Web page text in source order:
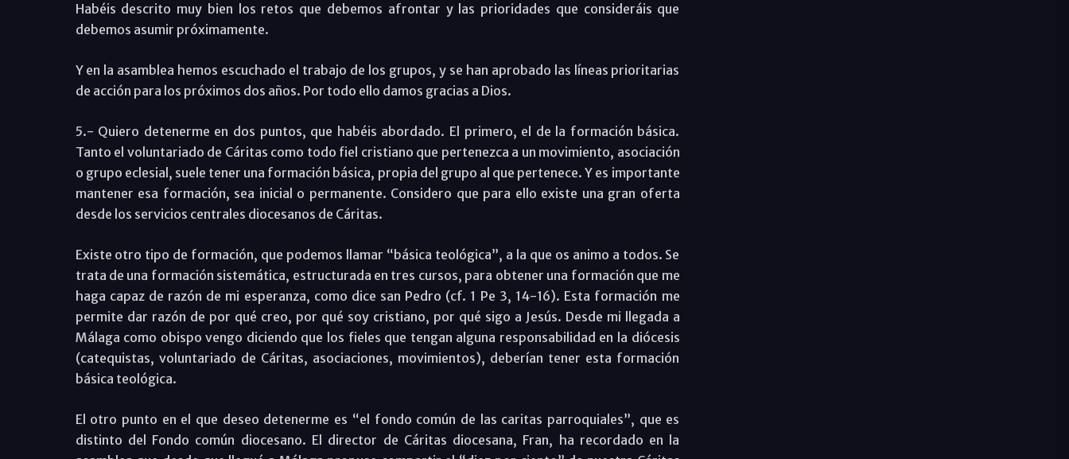
Habéis descrito muy bien los retos que debemos afrontar y las prioridades que consideráis que
debemos asumir próximamente.
Y en la asamblea hemos escuchado el trabajo de los grupos, y se han aprobado las líneas prioritarias
de acción para los próximos dos años. Por todo ello damos gracias a Dios.
5.- Quiero detenerme en dos puntos, que habéis abordado. El primero, el de la formación básica.
Tanto el voluntariado de Cáritas como todo fiel cristiano que pertenezca a un movimiento, asociación
o grupo eclesial, suele tener una formación básica, propia del grupo al que pertenece. Y es importante
mantener esa formación, sea inicial o permanente. Considero que para ello existe una gran oferta
desde los servicios centrales diocesanos de Cáritas.
Existe otro tipo de formación, que podemos llamar “básica teológica”, a la que os animo a todos. Se
trata de una formación sistemática, estructurada en tres cursos, para obtener una formación que me
haga capaz de razón de mi esperanza, como dice san Pedro (cf. 1 Pe 3, 14-16). Esta formación me
permite dar razón de por qué creo, por qué soy cristiano, por qué sigo a Jesús. Desde mi llegada a
Málaga como obispo vengo diciendo que los fieles que tengan alguna responsabilidad en la diócesis
(catequistas, voluntariado de Cáritas, asociaciones, movimientos), deberían tener esta formación
básica teológica.
El otro punto en el que deseo detenerme es “el fondo común de las caritas parroquiales”, que es
distinto del Fondo común diocesano. El director de Cáritas diocesana, Fran, ha recordado en la